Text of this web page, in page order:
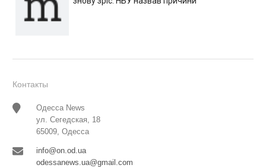
Контакты
Одесса News
ул. Сегедская, 18
65009, Одесса
info@on.od.ua
odessanews.ua@gmail.com